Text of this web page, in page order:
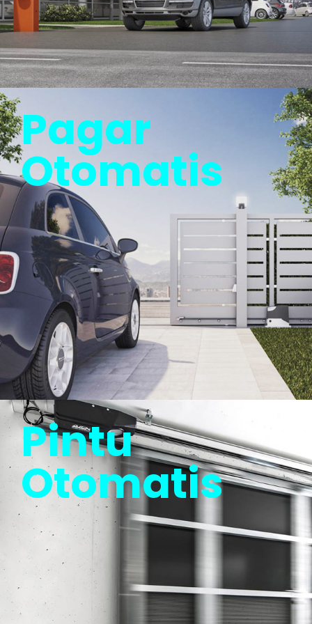
Pagar
Otomatis
Pintu
Otomatis